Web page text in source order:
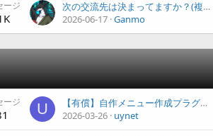
ージ
次の交流先は決まってますか？(複数回答可)
2026-06-17 Ganmo
ージ U
【有償】自作メニュー作成プラグイン | for MZ
2026-03-26 uynet